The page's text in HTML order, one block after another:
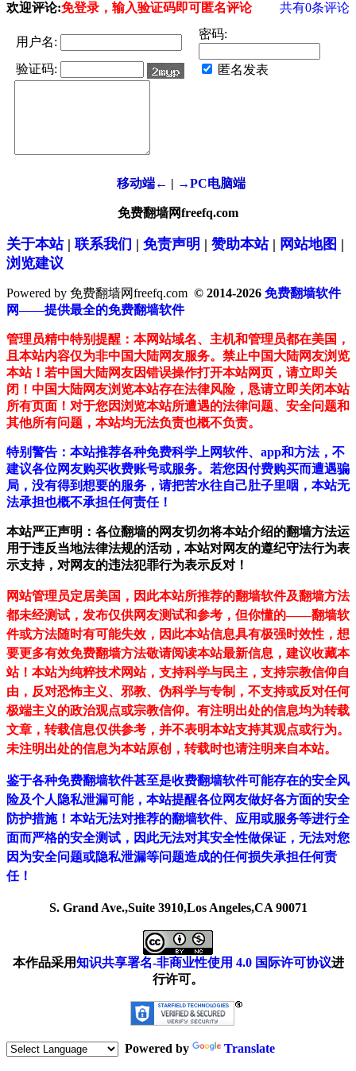
欢迎评论:免登录，输入验证码即可匿名评论 共有0条评论
用户名:
密码:
验证码: 匿名发表
移动端← | →PC电脑端
免费翻墙网freefq.com
关于本站| 联系我们 | 免责声明 | 赞助本站| 网站地图 |
浏览建议
Powered by 免费翻墙网freefq.com © 2014-2026 免费翻墙软件
网——提供最全的免费翻墙软件
管理员精中特别提醒：本网站域名、主机和管理员都在美国，
且本站内容仅为非中国大陆网友服务。禁止中国大陆网友浏览
本站！若中国大陆网友因错误操作打开本站网页，请立即关
闭！中国大陆网友浏览本站存在法律风险，恳请立即关闭本站
所有页面！对于您因浏览本站所遭遇的法律问题、安全问题和
其他所有问题，本站均无法负责也概不负责。
特别警告：本站推荐各种免费科学上网软件、app和方法，不
建议各位网友购买收费账号或服务。若您因付费购买而遭遇骗
局，没有得到想要的服务，请把苦水往自己肚子里咽，本站无
法承担也概不承担任何责任！
本站严正声明：各位翻墙的网友切勿将本站介绍的翻墙方法运
用于违反当地法律法规的活动，本站对网友的遵纪守法行为表
示支持，对网友的违法犯罪行为表示反对！
网站管理员定居美国，因此本站所推荐的翻墙软件及翻墙方法
都未经测试，发布仅供网友测试和参考，但你懂的——翻墙软
件或方法随时有可能失效，因此本站信息具有极强时效性，想
要更多有效免费翻墙方法敬请阅读本站最新信息，建议收藏本
站！ 本站为纯粹技术网站，支持科学与民主，支持宗教信仰自
由，反对恐怖主义、邪教、伪科学与专制，不支持或反对任何
极端主义的政治观点或宗教信仰。有注明出处的信息均为转载
文章，转载信息仅供参考，并不表明本站支持其观点或行为。
未注明出处的信息为本站原创，转载时也请注明来自本站。
鉴于各种免费翻墙软件甚至是收费翻墙软件可能存在的安全风
险及个人隐私泄漏可能，本站提醒各位网友做好各方面的安全
防护措施！本站无法对推荐的翻墙软件、应用或服务等进行全
面而严格的安全测试，因此无法对其安全性做保证，无法对您
因为安全问题或隐私泄漏等问题造成的任何损失承担任何责
任！
S. Grand Ave.,Suite 3910,Los Angeles,CA 90071
本作品采用知识共享署名-非商业性使用 4.0 国际许可协议进
行许可。
Powered by Translate